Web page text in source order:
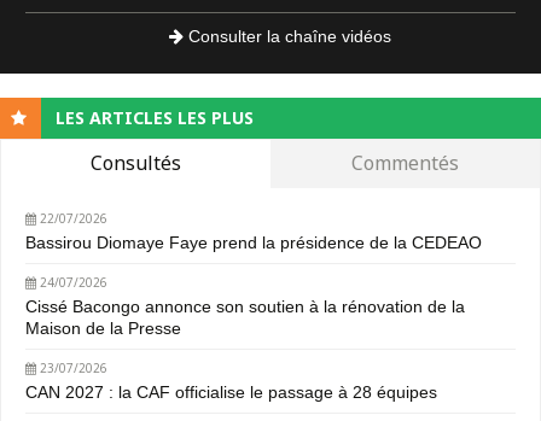
Consulter la chaîne vidéos
LES ARTICLES LES PLUS
Consultés Commentés
22/07/2026
Bassirou Diomaye Faye prend la présidence de la CEDEAO
24/07/2026
Cissé Bacongo annonce son soutien à la rénovation de la
Maison de la Presse
23/07/2026
CAN 2027 : la CAF officialise le passage à 28 équipes